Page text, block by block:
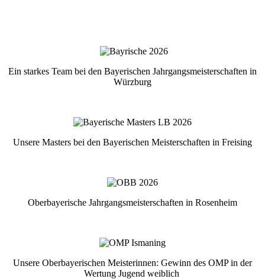
Ein starkes Team bei den Bayerischen Jahrgangsmeisterschaften in
Würzburg
Unsere Masters bei den Bayerischen Meisterschaften in Freising
Oberbayerische Jahrgangsmeisterschaften in Rosenheim
Unsere Oberbayerischen Meisterinnen: Gewinn des OMP in der
Wertung Jugend weiblich